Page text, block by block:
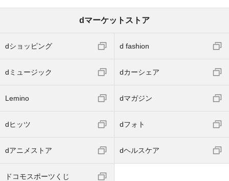
dマーケットストア
dショッピング d fashion
dミュージック dカーシェア
Lemino dマガジン
dヒッツ dフォト
dアニメストア dヘルスケア
ドコモスポーツくじ